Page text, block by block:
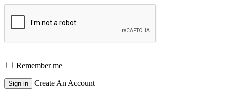
Remember me
Sign in Create An Account